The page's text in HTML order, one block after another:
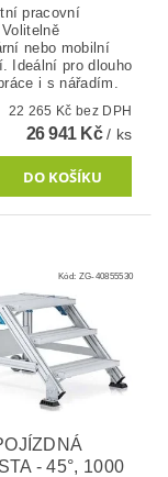
pracovní
nebo mobilní
Ideální pro dlouho
i s nářadím.
22 265 Kč bez DPH
26 941 Kč/ ks
Kód: ZG-40855530
- 45°, 1000